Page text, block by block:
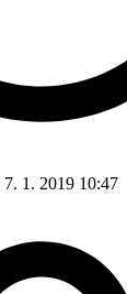
7. 1. 2019 10:47